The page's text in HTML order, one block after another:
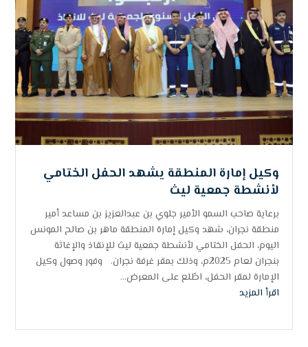
وكيل إمارة المنطقة يشهد الحفل الختامي
لأنشطة جمعية ليث
برعاية صاحب السمو الأمير جلوي بن عبدالعزيز بن مساعد أمير
منطقة نجران، شهد وكيل إمارة المنطقة ماهر بن صالح المونس
اليوم، الحفل الختامي لأنشطة جمعية ليث للإنقاذ والإغاثة
بنجران لعام 2025م، وذلك بمقر غرفة نجران. وفور وصول وكيل
الإمارة لمقر الحفل، اطّلع على المعرض...
اقرأ المزيد